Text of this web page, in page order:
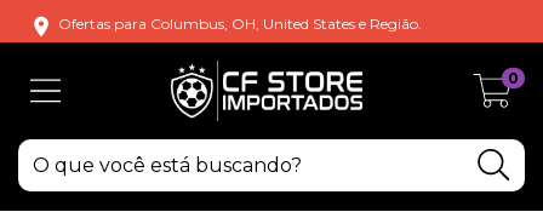
Ofertas para Columbus, OH, United States e Região.
0